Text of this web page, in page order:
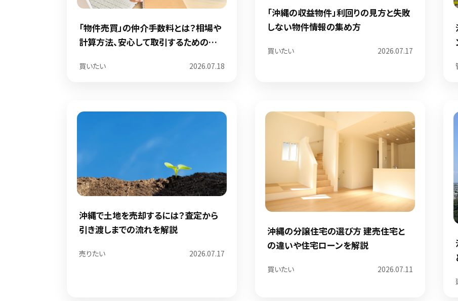
「物件売買」の仲介手数料とは？相場や
計算方法、安心して取引するためのポイ
買いたい 2026.07.18
「沖縄の収益物件」利回りの見方と失敗
しない物件情報の集め方
買いたい 2026.07.17
沖縄で土地を売却するには？査定から
引き渡しまでの流れを解説
売りたい 2026.07.17
沖縄の分譲住宅の選び方 建売住宅と
の違いや住宅ローンを解説
買いたい 2026.07.11